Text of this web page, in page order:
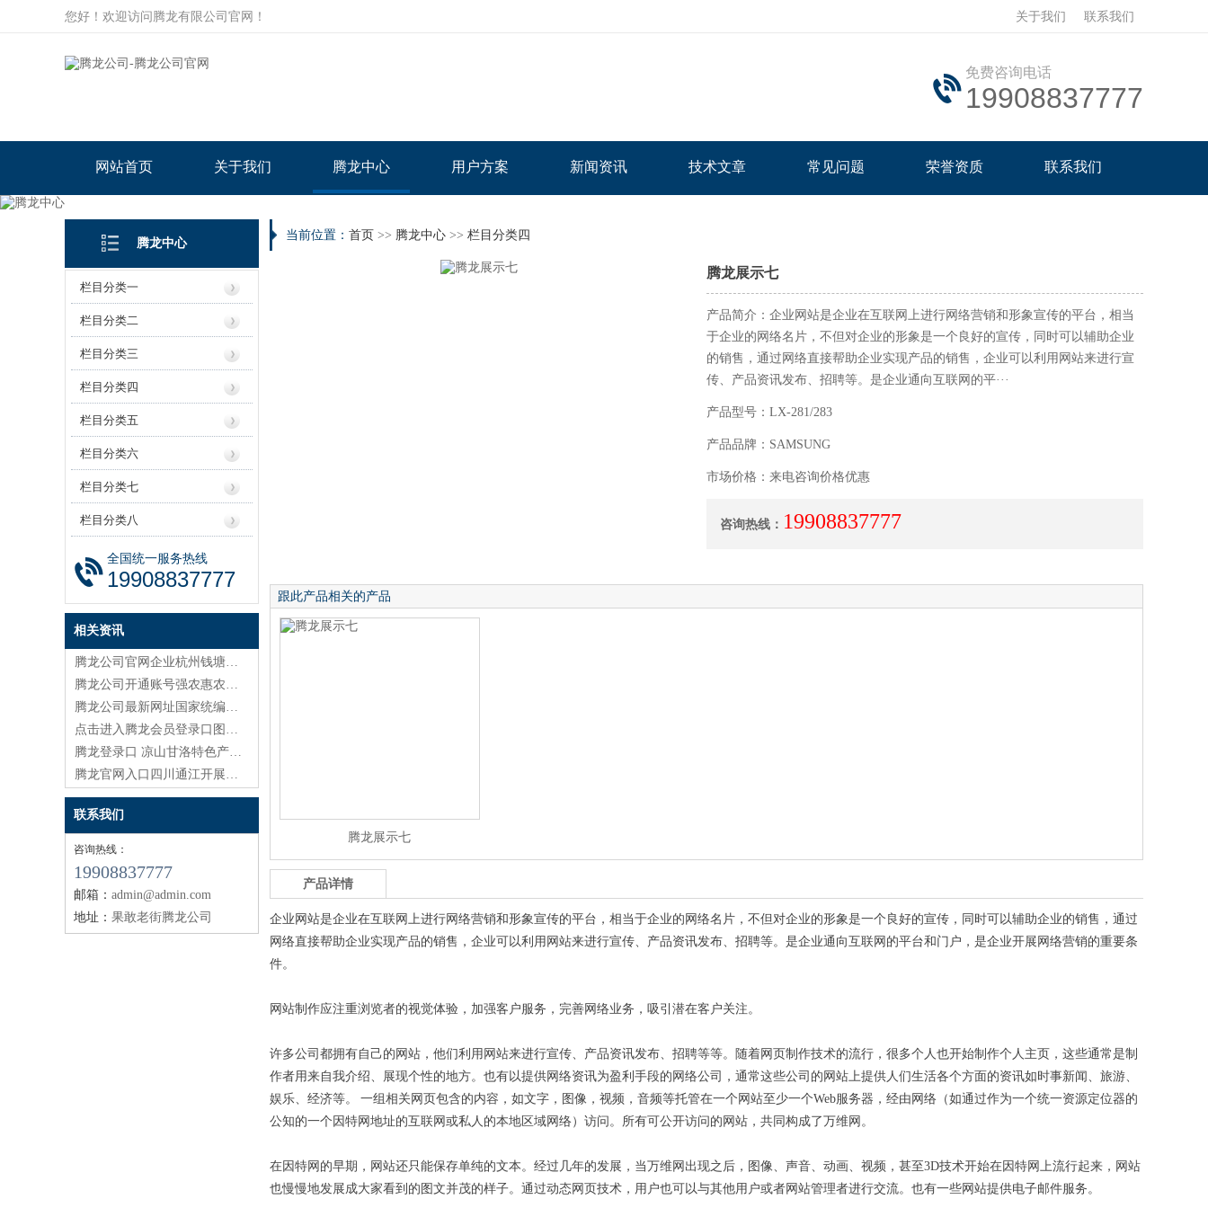
您好！欢迎访问腾龙有限公司官网！ 关于我们 联系我们
免费咨询电话
19908837777
网站首页 关于我们 腾龙中心 用户方案 新闻资讯 技术文章 常见问题 荣誉资质 联系我们
腾龙中心
栏目分类一
栏目分类二
栏目分类三
栏目分类四
栏目分类五
栏目分类六
栏目分类七
栏目分类八
全国统一服务热线
19908837777
相关资讯
腾龙公司官网企业杭州钱塘（新）区产业高质量发展大会举行 奋力打造一流创新生态
腾龙公司开通账号强农惠农富农政策效能怎样进一步提高（政策问答·回应关切）
腾龙公司最新网址国家统编教材“种子教师”培训在贵师大举行
点击进入腾龙会员登录口图们市教育局召开全市中小学师德师风建设暨警示教育动员部署会
腾龙登录口 凉山甘洛特色产业成果展在蓉举办
腾龙官网入口四川通江开展红四方面军入川93周年活动
联系我们
咨询热线：
19908837777
邮箱： admin@admin.com
地址： 果敢老街腾龙公司
当前位置： 首页 >> 腾龙中心 >> 栏目分类四
腾龙展示七
产品简介：企业网站是企业在互联网上进行网络营销和形象宣传的平台，相当
于企业的网络名片，不但对企业的形象是一个良好的宣传，同时可以辅助企业
的销售，通过网络直接帮助企业实现产品的销售，企业可以利用网站来进行宣
传、产品资讯发布、招聘等。是企业通向互联网的平···
产品型号：LX-281/283
产品品牌：SAMSUNG
市场价格：来电咨询价格优惠
咨询热线： 19908837777
跟此产品相关的产品
腾龙展示七
产品详情
企业网站是企业在互联网上进行网络营销和形象宣传的平台，相当于企业的网络名片，不但对企业的形象是一个良好的宣传，同时可以辅助企业的销售，通过
网络直接帮助企业实现产品的销售，企业可以利用网站来进行宣传、产品资讯发布、招聘等。是企业通向互联网的平台和门户，是企业开展网络营销的重要条
件。
网站制作应注重浏览者的视觉体验，加强客户服务，完善网络业务，吸引潜在客户关注。
许多公司都拥有自己的网站，他们利用网站来进行宣传、产品资讯发布、招聘等等。随着网页制作技术的流行，很多个人也开始制作个人主页，这些通常是制
作者用来自我介绍、展现个性的地方。也有以提供网络资讯为盈利手段的网络公司，通常这些公司的网站上提供人们生活各个方面的资讯如时事新闻、旅游、
娱乐、经济等。 一组相关网页包含的内容，如文字，图像，视频，音频等托管在一个网站至少一个Web服务器，经由网络（如通过作为一个统一资源定位器的
公知的一个因特网地址的互联网或私人的本地区域网络）访问。所有可公开访问的网站，共同构成了万维网。
在因特网的早期，网站还只能保存单纯的文本。经过几年的发展，当万维网出现之后，图像、声音、动画、视频，甚至3D技术开始在因特网上流行起来，网站
也慢慢地发展成大家看到的图文并茂的样子。通过动态网页技术，用户也可以与其他用户或者网站管理者进行交流。也有一些网站提供电子邮件服务。